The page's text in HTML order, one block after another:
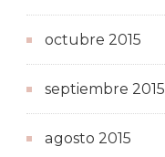
octubre 2015
septiembre 2015
agosto 2015